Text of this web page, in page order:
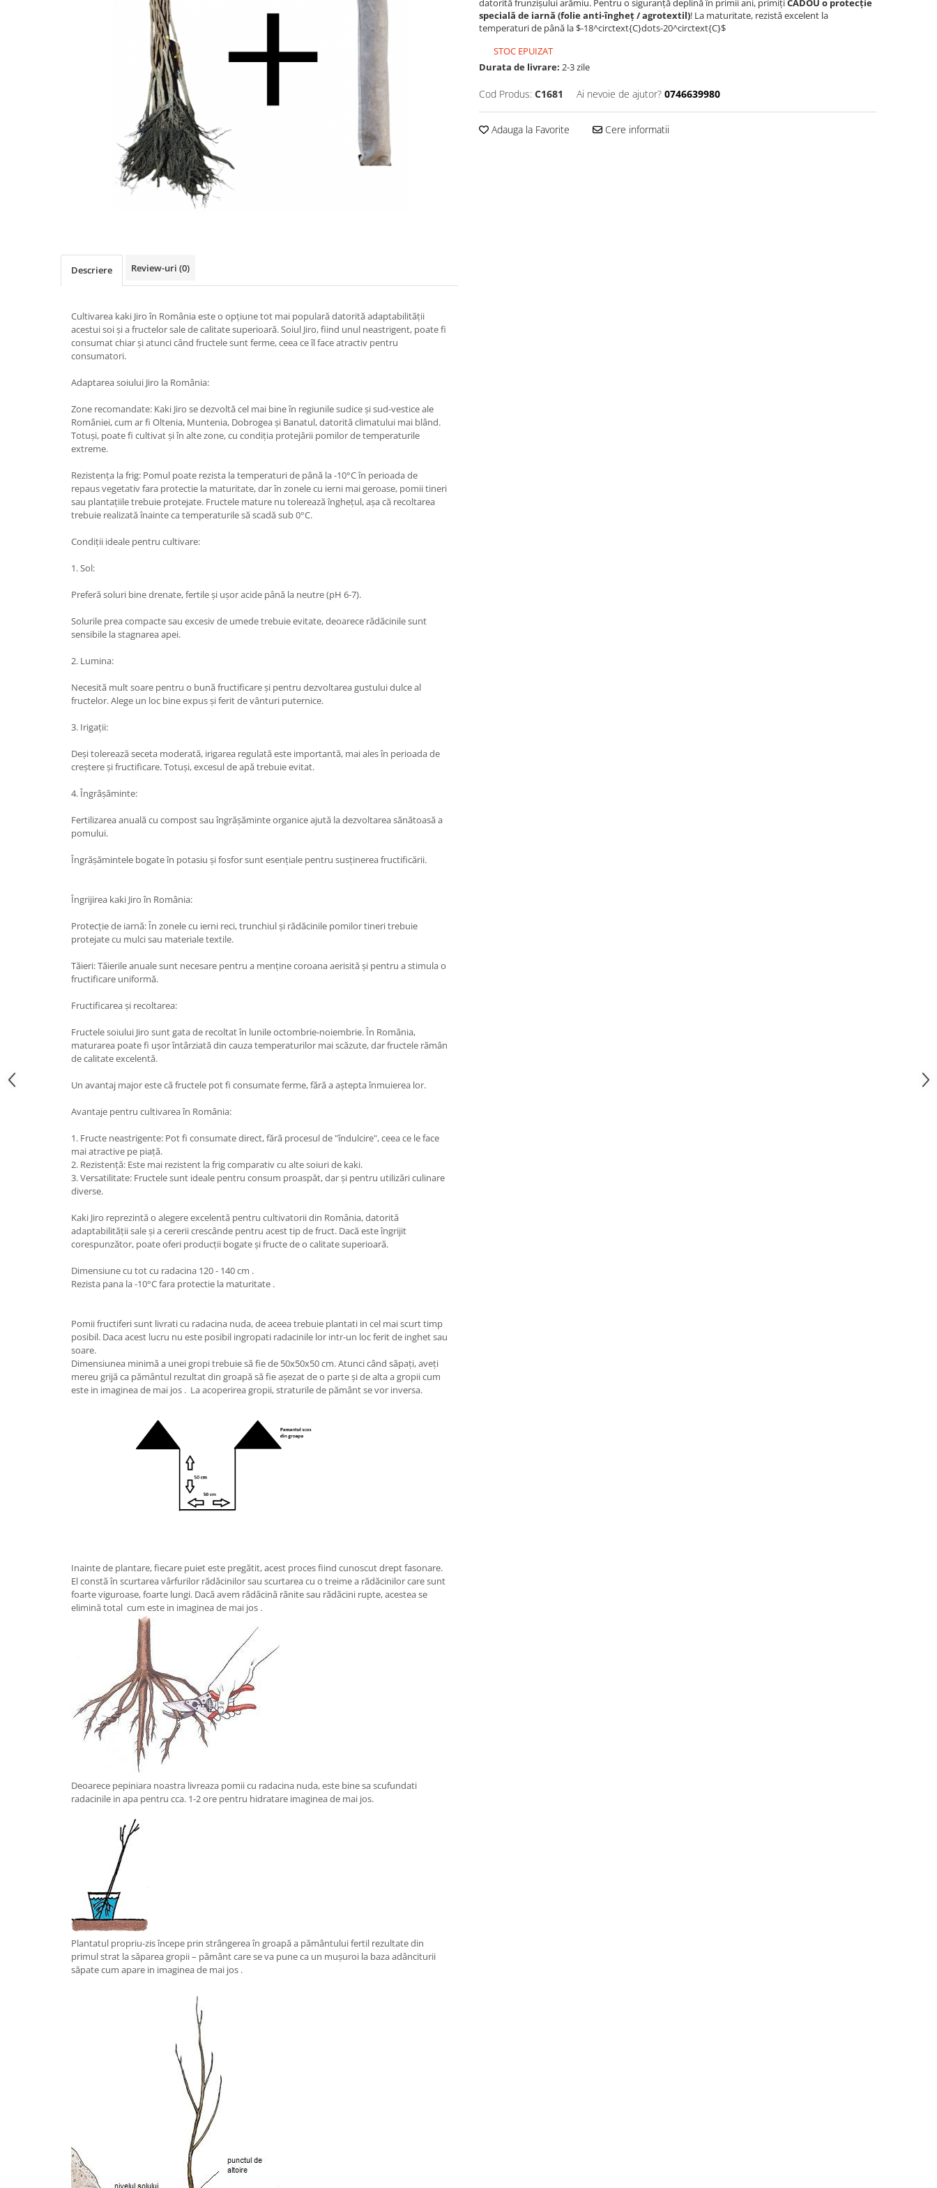
datorită frunzișului arămiu. Pentru o siguranță deplină în primii ani, primițiCADOU o protecție
specială de iarnă (folie anti-îngheț / agrotextil)! La maturitate, rezistă excelent la
temperaturi de până la $-18^circtext{C}dots-20^circtext{C}$
STOC EPUIZAT
Durata de livrare: 2-3 zile
Cod Produs: C1681 Ai nevoie de ajutor? 0746639980
Adauga la Favorite Cere informatii
Descriere Review-uri (0)
Cultivarea kaki Jiro în România este o opțiune tot mai populară datorită adaptabilității
acestui soi și a fructelor sale de calitate superioară. Soiul Jiro, fiind unul neastrigent, poate fi
consumat chiar și atunci când fructele sunt ferme, ceea ce îl face atractiv pentru
consumatori.
Adaptarea soiului Jiro la România:
Zone recomandate: Kaki Jiro se dezvoltă cel mai bine în regiunile sudice și sud-vestice ale
României, cum ar fi Oltenia, Muntenia, Dobrogea și Banatul, datorită climatului mai blând.
Totuși, poate fi cultivat și în alte zone, cu condiția protejării pomilor de temperaturile
extreme.
Rezistența la frig: Pomul poate rezista la temperaturi de până la -10°C în perioada de
repaus vegetativ fara protectie la maturitate, dar în zonele cu ierni mai geroase, pomii tineri
sau plantațiile trebuie protejate. Fructele mature nu tolerează înghețul, așa că recoltarea
trebuie realizată înainte ca temperaturile să scadă sub 0°C.
Condiții ideale pentru cultivare:
1. Sol:
Preferă soluri bine drenate, fertile și ușor acide până la neutre (pH 6-7).
Solurile prea compacte sau excesiv de umede trebuie evitate, deoarece rădăcinile sunt
sensibile la stagnarea apei.
2. Lumina:
Necesită mult soare pentru o bună fructificare și pentru dezvoltarea gustului dulce al
fructelor. Alege un loc bine expus și ferit de vânturi puternice.
3. Irigații:
Deși tolerează seceta moderată, irigarea regulată este importantă, mai ales în perioada de
creștere și fructificare. Totuși, excesul de apă trebuie evitat.
4. Îngrășăminte:
Fertilizarea anuală cu compost sau îngrășăminte organice ajută la dezvoltarea sănătoasă a
pomului.
Îngrășămintele bogate în potasiu și fosfor sunt esențiale pentru susținerea fructificării.
Îngrijirea kaki Jiro în România:
Protecție de iarnă: În zonele cu ierni reci, trunchiul și rădăcinile pomilor tineri trebuie
protejate cu mulci sau materiale textile.
Tăieri: Tăierile anuale sunt necesare pentru a menține coroana aerisită și pentru a stimula o
fructificare uniformă.
Fructificarea și recoltarea:
Fructele soiului Jiro sunt gata de recoltat în lunile octombrie-noiembrie. În România,
maturarea poate fi ușor întârziată din cauza temperaturilor mai scăzute, dar fructele rămân
de calitate excelentă.
Un avantaj major este că fructele pot fi consumate ferme, fără a aștepta înmuierea lor.
Avantaje pentru cultivarea în România:
1. Fructe neastrigente: Pot fi consumate direct, fără procesul de "îndulcire", ceea ce le face
mai atractive pe piață.
2. Rezistență: Este mai rezistent la frig comparativ cu alte soiuri de kaki.
3. Versatilitate: Fructele sunt ideale pentru consum proaspăt, dar și pentru utilizări culinare
diverse.
Kaki Jiro reprezintă o alegere excelentă pentru cultivatorii din România, datorită
adaptabilității sale și a cererii crescânde pentru acest tip de fruct. Dacă este îngrijit
corespunzător, poate oferi producții bogate și fructe de o calitate superioară.
Dimensiune cu tot cu radacina 120 - 140 cm .
Rezista pana la -10°С fara protectie la maturitate .
Pomii fructiferi sunt livrati cu radacina nuda, de aceea trebuie plantati in cel mai scurt timp
posibil. Daca acest lucru nu este posibil ingropati radacinile lor intr-un loc ferit de inghet sau
soare.
Dimensiunea minimă a unei gropi trebuie să fie de 50x50x50 cm. Atunci când săpați, aveți
mereu grijă ca pământul rezultat din groapă să fie așezat de o parte și de alta a gropii cum
este in imaginea de mai jos . La acoperirea gropii, straturile de pământ se vor inversa.
Inainte de plantare, fiecare puiet este pregătit, acest proces fiind cunoscut drept fasonare.
El constă în scurtarea vârfurilor rădăcinilor sau scurtarea cu o treime a rădăcinilor care sunt
foarte viguroase, foarte lungi. Dacă avem rădăcină rănite sau rădăcini rupte, acestea se
elimină total cum este in imaginea de mai jos .
Deoarece pepiniara noastra livreaza pomii cu radacina nuda, este bine sa scufundati
radacinile in apa pentru cca. 1-2 ore pentru hidratare imaginea de mai jos.
Plantatul propriu-zis începe prin strângerea în groapă a pământului fertil rezultate din
primul strat la săparea gropii – pământ care se va pune ca un mușuroi la baza adânciturii
săpate cum apare in imaginea de mai jos .